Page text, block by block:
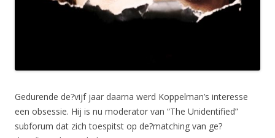
Gedurende de?vijf jaar daarna werd Koppelman’s interesse
een obsessie. Hij is nu moderator van “The Unidentified”
subforum dat zich toespitst op de?matching van ge?